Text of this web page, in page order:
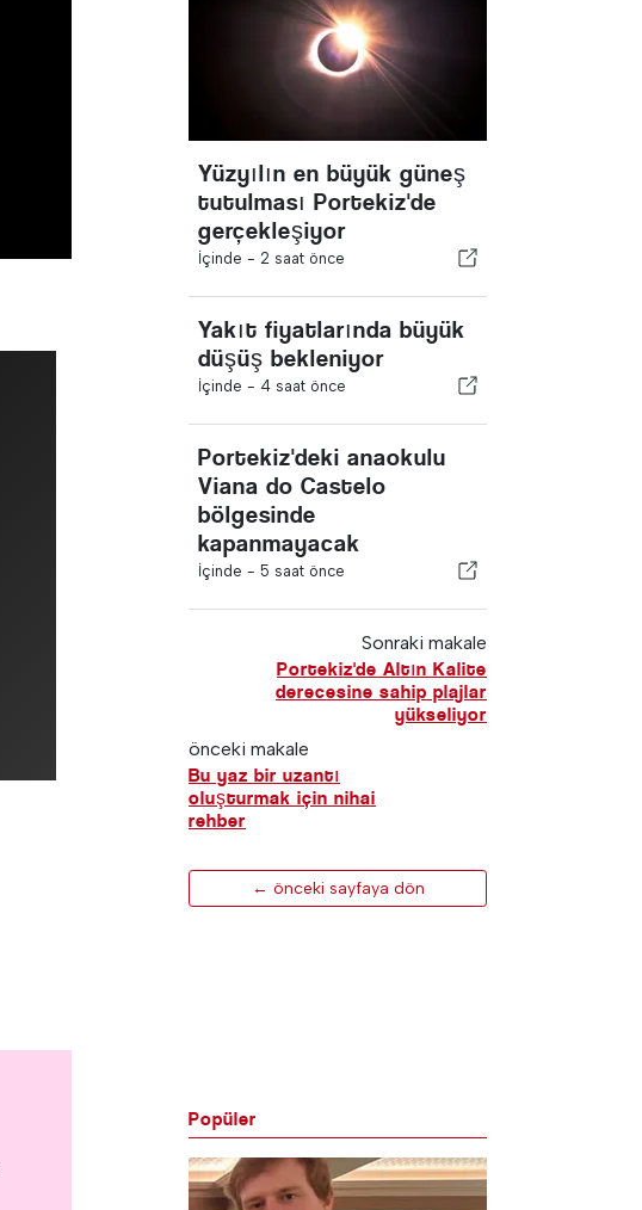
Yüzyılın en büyük güneş
tutulması Portekiz'de
gerçekleşiyor
İçinde - 2 saat önce
Yakıt fiyatlarında büyük
düşüş bekleniyor
İçinde - 4 saat önce
Portekiz'deki anaokulu
Viana do Castelo
bölgesinde
kapanmayacak
İçinde - 5 saat önce
Sonraki makale
Portekiz'de Altın Kalite
derecesine sahip plajlar
yükseliyor
önceki makale
Bu yaz bir uzantı
oluşturmak için nihai
rehber
← önceki sayfaya dön
Popüler